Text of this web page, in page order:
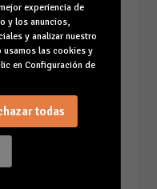
AQUÍ
experiencia de
y los anuncios,
y analizar nuestro
usamos las cookies y
en Configuración de
todas